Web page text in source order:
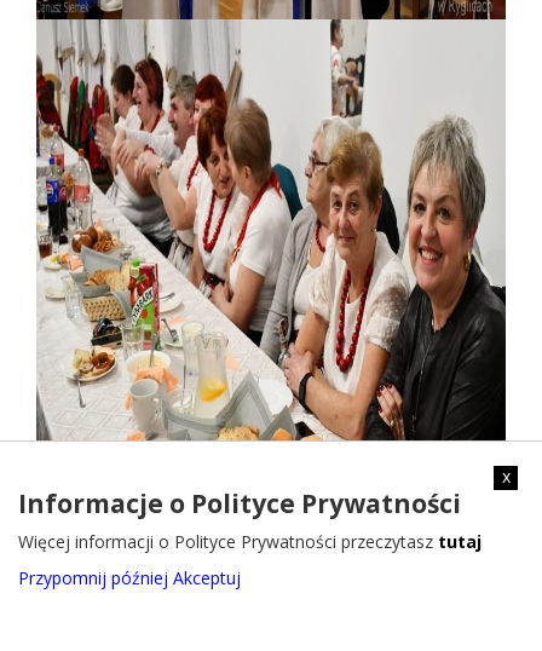
x
Informacje o Polityce Prywatności
Więcej informacji o Polityce Prywatności przeczytasz tutaj
Przypomnij później Akceptuj